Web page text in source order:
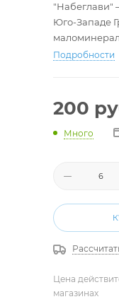
"Набеглави"
Юго-Западе
столовая вода.
Подробности
200
Много
Цена
магазинах